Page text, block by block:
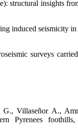
structural insights
induced seismicity
surveys
G., Villaseñor A.,
Pyrenees foothills,